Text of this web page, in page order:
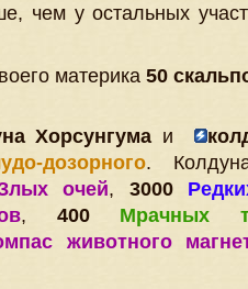
чем у остальных
материка 50
Хорсунгума и
дозорного.
очей, 3000
, 400
Мрачных
животного